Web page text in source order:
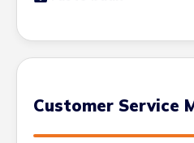
Customer Service